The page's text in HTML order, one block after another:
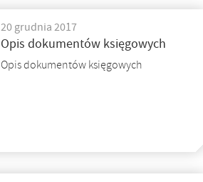
20 grudnia 2017
Opis dokumentów księgowych
Opis dokumentów księgowych